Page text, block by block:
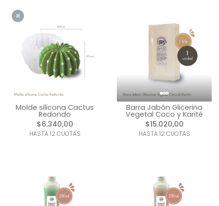
Molde silicona Cactus
Redondo
$6.340,00
HASTA 12 CUOTAS
Barra Jabón Glicerina
Vegetal Coco y Karité
$15.020,00
HASTA 12 CUOTAS